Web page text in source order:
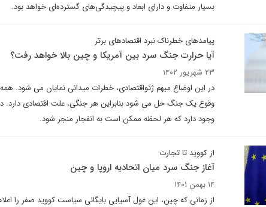
بسیار متفاوت و دارای ابعاد و پیچیدگی‌های گسترده‌ای خواهد بود.
پیامدهای خطرناک نبرد اقتصادهای برتر
آیا حرارت جنگ سرد بین آمریکا و چین بالا خواهد رفت؟
۲۳ شهریور ۱۴۰۲
در این اوضاع مبهم ژئواقتصادی، خطرات میدانی نمایان می شود.
وقوع یک جنگ حل می شود بنابراین هر جنگی، علت اقتصادی دارد.
وجود دارد که هر لحظه ممکن است به انفجار منجر شود.
از کووید تا تجارت
آغاز جنگ سرد میان اتحادیه اروپا و چین
۱۴ بهمن ۱۴۰۱
از زمانی که چین، این غول آسیایی بایگانی سیاست کووید صفر را